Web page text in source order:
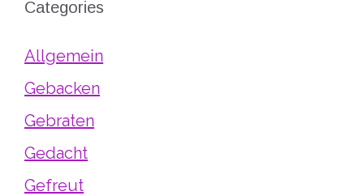
Categories
Allgemein
Gebacken
Gebraten
Gedacht
Gefreut